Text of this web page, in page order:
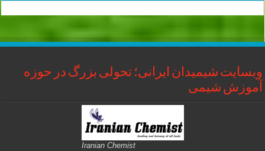
وبسایت شیمیدان ایرانی؛ تحولی بزرگ در حوزه
آموزش شیمی
Iranian Chemist